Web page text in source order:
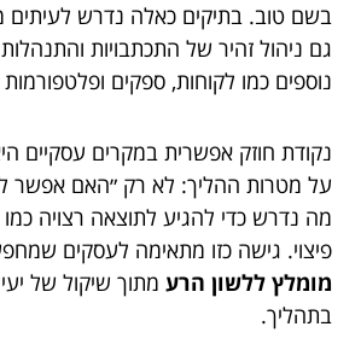
בשם טוב. בתיקים כאלה נדרש
גם ניהול זהיר של התכתבויות
נוספים כמו לקוחות, ספקים
נקודת חוזק אפשרית במקרים עסקיים
על מטרות ההליך: לא רק ״האם אפשר
מה נדרש כדי להגיע לתוצאה רצויה
פיצוי. גישה כזו מתאימה לעסקים
מומלץ ללשון הרע מתוך שיקול של
בתהליך.